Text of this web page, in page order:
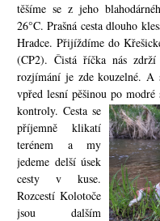
těšíme se z jeho
26°C. Prašná cesta dlouho
Hradce. Přijíždíme do
(CP2). Čistá říčka nás
rozjímání je zde kouzelné. A
vpřed lesní pěšinou po modré
kontroly. Cesta se
příjemně klikatí
terénem a my
jedeme delší úsek
cesty v kuse.
Rozcestí Kolotoče
jsou dalším